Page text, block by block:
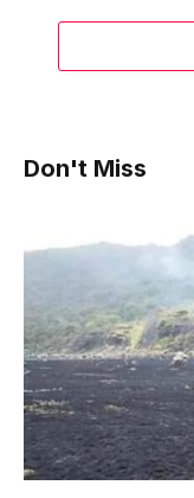
Don't Miss